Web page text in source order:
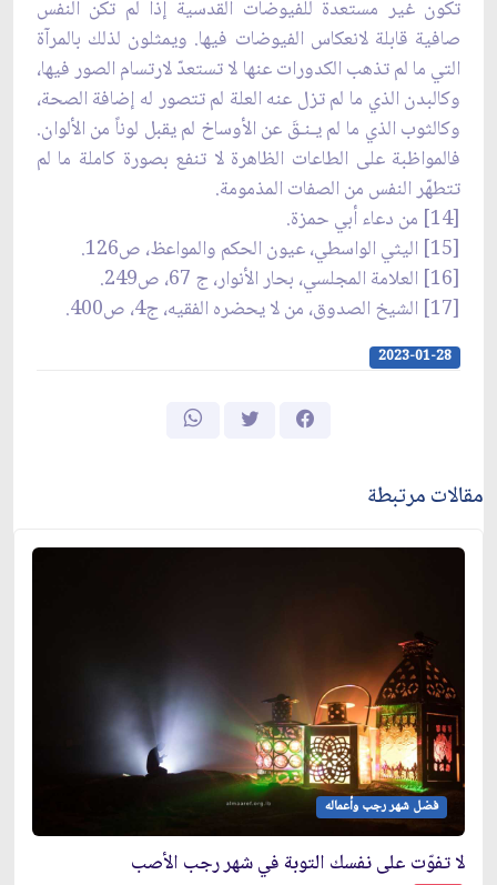
تكون غير مستعدة للفيوضات القدسية إذا لم تكن النفس
صافية قابلة لانعكاس الفيوضات فيها. ويمثلون لذلك بالمرآة
التي ما لم تذهب الكدورات عنها لا تستعدّ لارتسام الصور فيها،
وكالبدن الذي ما لم تزل عنه العلة لم تتصور له إضافة الصحة،
وكالثوب الذي ما لم يـنـقَ عن الأوساخ لم يقبل لوناً من الألوان.
فالمواظبة على الطاعات الظاهرة لا تنفع بصورة كاملة ما لم
تتطهّر النفس من الصفات المذمومة.
[14] من دعاء أبي حمزة.
[15] اليثي الواسطي، عيون الحكم والمواعظ، ص126.
[16] العلامة المجلسي، بحار الأنوار، ج 67، ص249.
[17] الشيخ الصدوق، من لا يحضره الفقيه، ج4، ص400.
2023-01-28
مقالات مرتبطة
فضل شهر رجب وأعماله
لا تفوّت على نفسك التوبة في شهر رجب الأصب